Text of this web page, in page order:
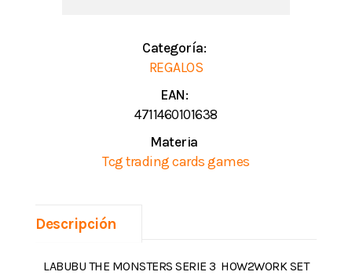
Categoría:
REGALOS
EAN:
4711460101638
Materia
Tcg trading cards games
Descripción
LABUBU THE MONSTERS SERIE 3  HOW2WORK SET